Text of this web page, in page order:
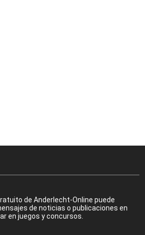
de Anderlecht-Online puede
de noticias o publicaciones en
en juegos y concursos.